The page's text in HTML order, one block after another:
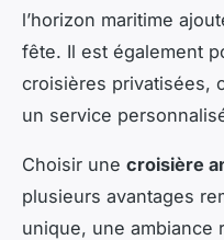
l’horizon maritime
fête. Il est également
croisières privatisées,
un service
Choisir une croisière
plusieurs avantages
unique, une ambiance